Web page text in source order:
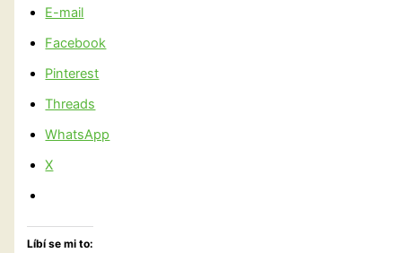
E-mail
Facebook
Pinterest
Threads
WhatsApp
X
Líbí se mi to: